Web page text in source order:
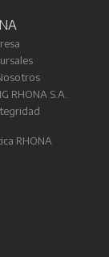
RHONA S.A.
RHONA